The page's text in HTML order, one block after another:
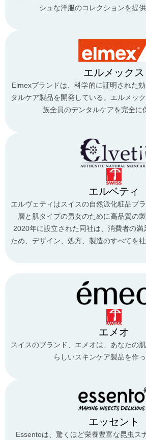
シュな洋服のコレクションを提供
エルメックス
Elmexブランドは、科学的に証明された
タルケア製品を開発している。エルメッ
族全員のデンタルケアを完全に
エルベティ
エルヴェティはスイスの自然派化粧品ブ
層と肌タイプの男女のために高品質の
2020年に設立された同社は、消費者の満
ため、デザイン、処方、製造のすべてを
エメオ
スイスのブランド、エメオは、あなたの
らしいスキンケア製品を作っ
エッセント
Essentoは、驚くほど栄養豊富な昆虫ス